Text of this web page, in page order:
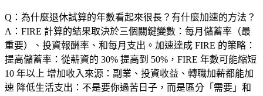
Q：為什麼退休試算的年數看起來很長？有什麼加速的方法？
A：FIRE 計算的結果取決於三個關鍵變數：每月儲蓄率（最
重要）、投資報酬率、和每月支出。加速達成 FIRE 的策略：
提高儲蓄率 ：從薪資的 30% 提高到 50%，FIRE 年數可能縮短
10 年以上 增加收入來源 ：副業、投資收益、轉職加薪都能加
速 降低生活支出 ：不是要你過苦日子，而是區分「需要」和